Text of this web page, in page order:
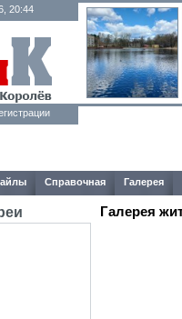
20:44
Справочная Галерея
Галерея